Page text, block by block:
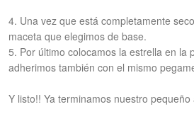
4. Una vez que está completamente
maceta que elegimos de base.
5. Por último colocamos la estrella en la
adherimos también con el mismo
Y listo!! Ya terminamos nuestro pequeño